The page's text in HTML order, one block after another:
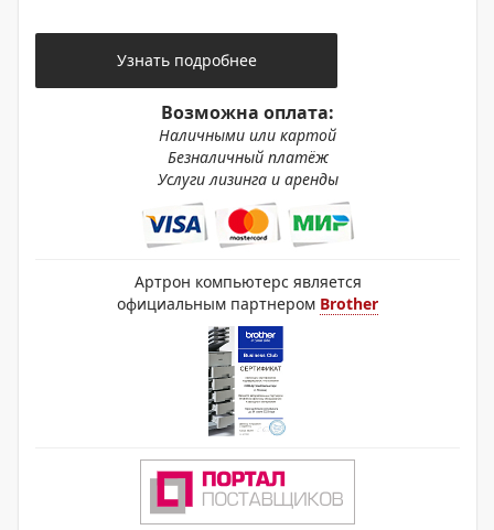
Узнать подробнее
Возможна оплата:
Наличными или картой
Безналичный платёж
Услуги лизинга и аренды
Артрон компьютерс является
официальным партнером Brother